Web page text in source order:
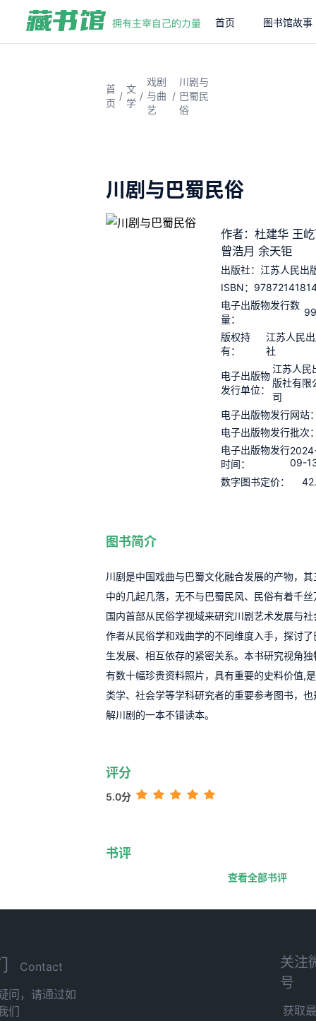
首页 图书馆故事
首
页
/
文
学
/
戏剧
与曲
艺
/
川剧与
巴蜀民
俗
川剧与巴蜀民俗
作者：杜建华 王
曾浩月 余天钜
出版社： 江苏人民出
ISBN：
电子出版物发行数
量：
版权持
有：
江苏人民
社
电子出版物
发行单位：
江苏人民
版社有限
司
电子出版物发行网站
电子出版物发行批次
电子出版物发行
时间：
09-
数字图书定价：
图书简介
川剧是中国戏曲与巴蜀文化融合发展的产物，
中的几起几落，无不与巴蜀民风、民俗有着千
国内首部从民俗学视域来研究川剧艺术发展与
作者从民俗学和戏曲学的不同维度入手，探讨
生发展、相互依存的紧密关系。本书研究视角
有数十幅珍贵资料照片，具有重要的史料价值,
类学、社会学等学科研究者的重要参考图书，
解川剧的一本不错读本。
评分
5.0分
书评
查看全部书评
Contact
问，请通过如
们
关注
号
获取